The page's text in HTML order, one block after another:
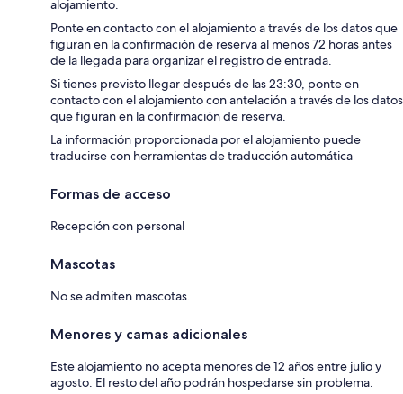
alojamiento.
Ponte en contacto con el alojamiento a través de los datos que
figuran en la confirmación de reserva al menos 72 horas antes
de la llegada para organizar el registro de entrada.
Si tienes previsto llegar después de las 23:30, ponte en
contacto con el alojamiento con antelación a través de los datos
que figuran en la confirmación de reserva.
La información proporcionada por el alojamiento puede
traducirse con herramientas de traducción automática
Formas de acceso
Recepción con personal
Mascotas
No se admiten mascotas.
Menores y camas adicionales
Este alojamiento no acepta menores de 12 años entre julio y
agosto. El resto del año podrán hospedarse sin problema.